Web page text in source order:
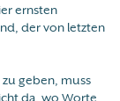
ernsten
der von letzten
geben, muss
da, wo Worte